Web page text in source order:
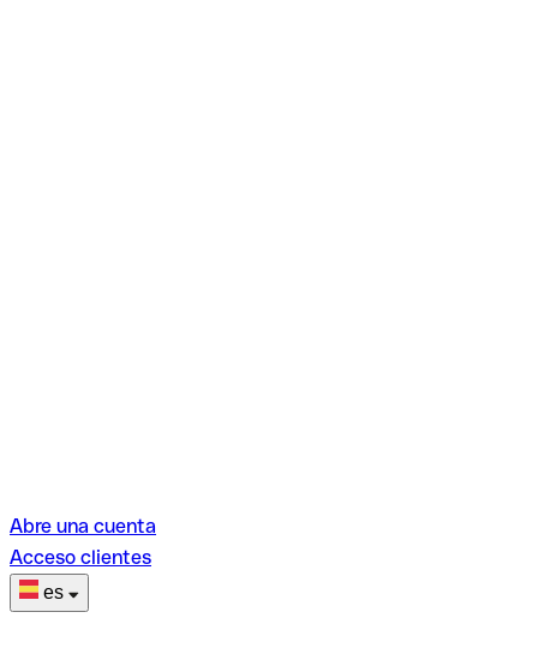
Abre una cuenta
Acceso clientes
es